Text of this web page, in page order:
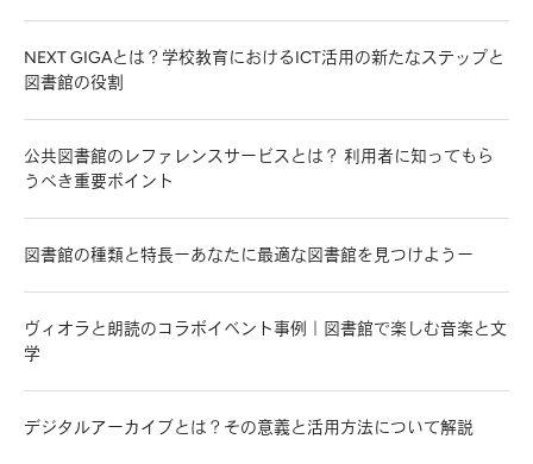
NEXT GIGAとは？学校教育におけるICT活用の新たなステップと
図書館の役割
公共図書館のレファレンスサービスとは？ 利用者に知ってもら
うべき重要ポイント
図書館の種類と特長ーあなたに最適な図書館を見つけようー
ヴィオラと朗読のコラボイベント事例｜図書館で楽しむ音楽と文
学
デジタルアーカイブとは？その意義と活用方法について解説